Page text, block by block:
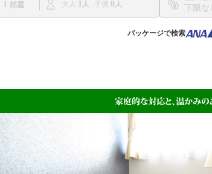
1 大人 1 子供 0
パッケージで検索